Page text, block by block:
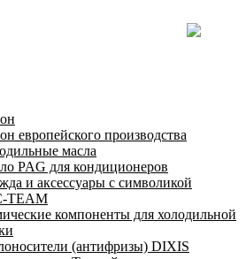
европейского производства
масла
PAG для кондиционеров
и аксессуары с символикой
TEAM
компоненты для холодильной
(антифризы) DIXIS